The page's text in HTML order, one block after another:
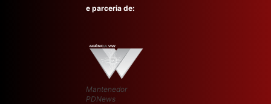
e parceria de:
Mantenedor
PDNews